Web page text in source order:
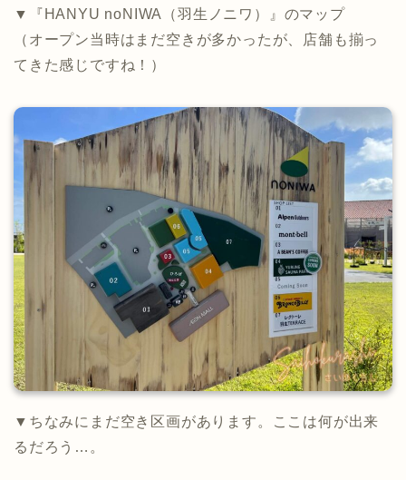
▼『HANYU noNIWA（羽生ノニワ）』のマップ
（オープン当時はまだ空きが多かったが、店舗も揃っ
てきた感じですね！）
▼ちなみにまだ空き区画があります。ここは何が出来
るだろう…。